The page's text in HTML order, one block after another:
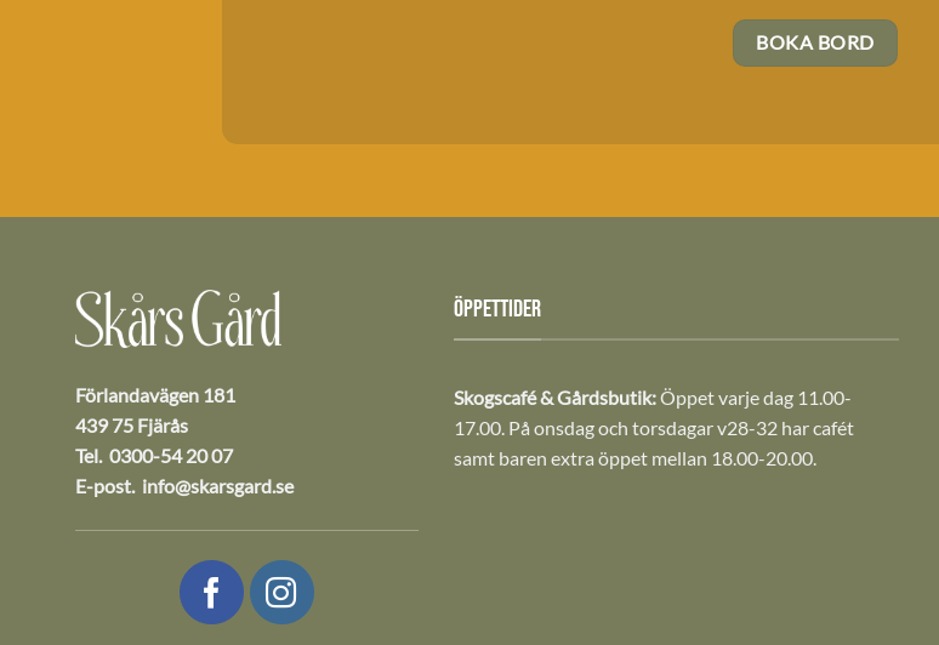
BOKA BORD
Förlandavägen 181
439 75 Fjärås
Tel. 0300-54 20 07
E-post. info@skarsgard.se
ÖPPETTIDER
Skogscafé & Gårdsbutik:Öppet varje dag 11.00-
17.00. På onsdag och torsdagar v28-32 har cafét
samt baren extra öppet mellan 18.00-20.00.